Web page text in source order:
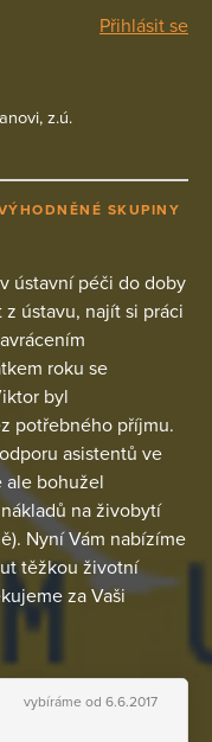
Přihlásit se
z.ú.
SKUPINY
ústavní péči do doby
ústavu, najít si práci
roku se
byl
potřebného příjmu.
asistentů ve
ale bohužel
na živobytí
Nyní Vám nabízíme
těžkou životní
za Vaši
vybíráme od 6.6.2017